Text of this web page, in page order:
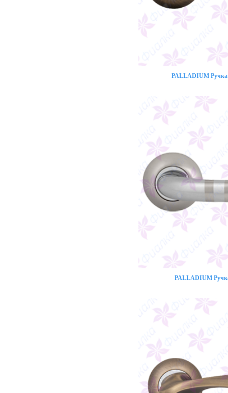
PALLADIUM Ручка
PALLADIUM